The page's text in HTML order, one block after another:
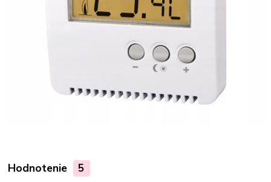
Hodnotenie 5